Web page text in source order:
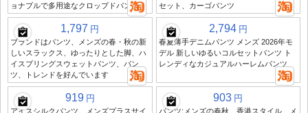
ョナブルで多用途なクロップドパンツ
セット、カーゴパンツ
1,797 円
ブランドはパンツ、メンズの春・秋の新
しいスラックス、ゆったりとした脚、ハ
イスプリングスウェットパンツ、パン
ツ、トレンドを好んでいます
2,794 円
春夏薄手デニムパンツ メンズ 2026年モ
デル 新しいゆるいコルセットパンツ ト
レンディなカジュアルハーレムパンツ
919 円
アイスシルクパンツ、メンズプラスサイ
903 円
パンツ:メンズの春秋、香港スタイル、メ